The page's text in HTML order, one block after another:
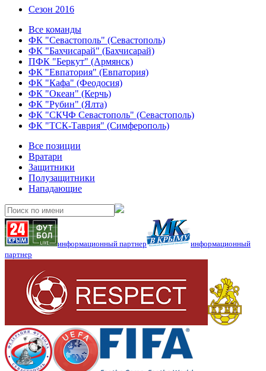
Сезон 2016
Все команды
ФК "Севастополь" (Севастополь)
ФК "Бахчисарай" (Бахчисарай)
ПФК "Беркут" (Армянск)
ФК "Евпатория" (Евпатория)
ФК "Кафа" (Феодосия)
ФК "Океан" (Керчь)
ФК "Рубин" (Ялта)
ФК "СКЧФ Севастополь" (Севастополь)
ФК "ТСК-Таврия" (Симферополь)
Все позиции
Вратари
Защитники
Полузащитники
Нападающие
информационный партнер
информационный
партнер